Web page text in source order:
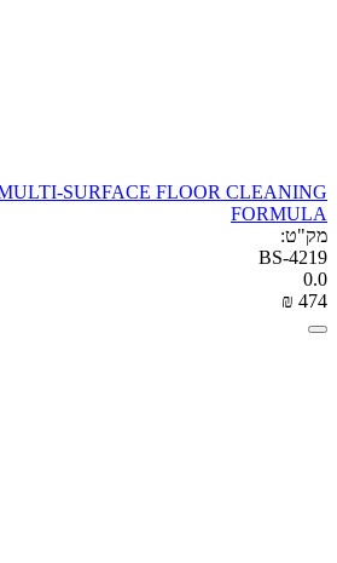
SURFACE FLOOR CLEANING
FORMULA
מק"ט:
BS-4219
0.0
₪ ‍474‍